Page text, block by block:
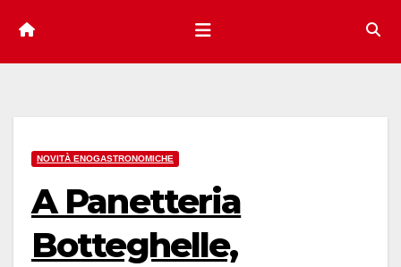
NOVITÀ ENOGASTRONOMICHE
A Panetteria
Botteghelle,